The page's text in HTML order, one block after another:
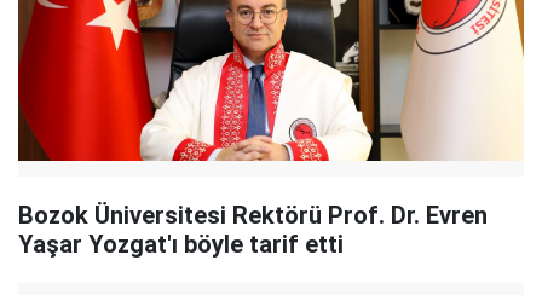
Bozok Üniversitesi Rektörü Prof. Dr. Evren
Yaşar Yozgat'ı böyle tarif etti